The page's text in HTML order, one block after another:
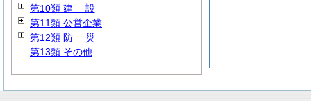
第10類 建 設
第11類 公営企業
第12類 防 災
第13類 その他